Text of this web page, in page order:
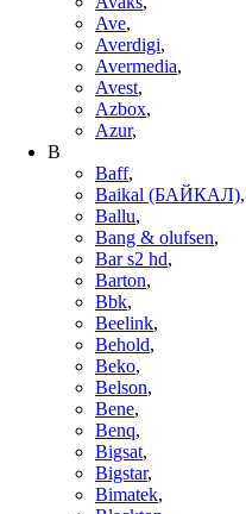
Ave,
Averdigi,
Avermedia,
Avest,
Azbox,
Azur,
B
Baff,
Baikal (БАЙКАЛ),
Ballu,
Bang & olufsen,
Bar s2 hd,
Barton,
Bbk,
Beelink,
Behold,
Beko,
Belson,
Bene,
Benq,
Bigsat,
Bigstar,
Bimatek,